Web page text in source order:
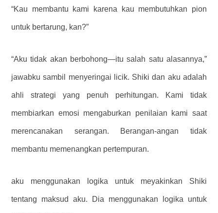
“Kau membantu kami karena kau membutuhkan pion
untuk bertarung, kan?”
“Aku tidak akan berbohong—itu salah satu alasannya,”
jawabku sambil menyeringai licik. Shiki dan aku adalah
ahli strategi yang penuh perhitungan. Kami tidak
membiarkan emosi mengaburkan penilaian kami saat
merencanakan serangan. Berangan-angan tidak
membantu memenangkan pertempuran.
aku menggunakan logika untuk meyakinkan Shiki
tentang maksud aku. Dia menggunakan logika untuk